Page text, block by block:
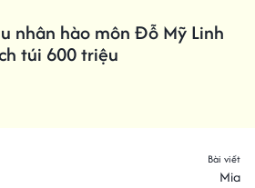
nhân hào môn Đỗ Mỹ Linh
túi 600 triệu
Bài viết
Mia